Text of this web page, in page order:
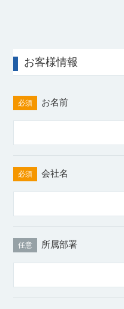
お客様情報
必須 お名前
必須 会社名
任意 所属部署